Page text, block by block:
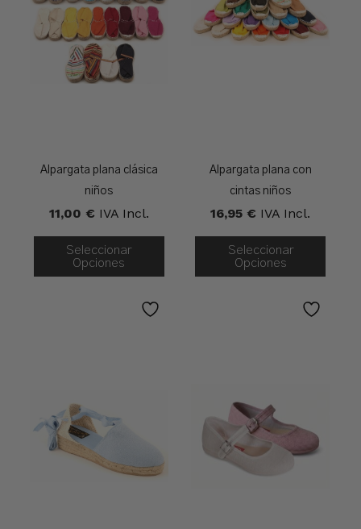
Alpargata plana clásica
niños
11,00 € IVA Incl.
Seleccionar
Opciones
Alpargata plana con
cintas niños
16,95 € IVA Incl.
Seleccionar
Opciones